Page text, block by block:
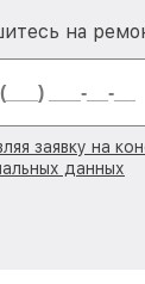
на
заявку на
данных